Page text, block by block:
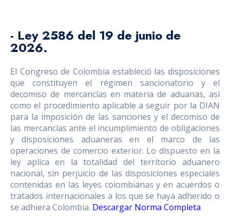
- Ley 2586 del 19 de junio de
2026.
El Congreso de Colombia estableció las disposiciones
que constituyen el régimen sancionatorio y el
decomiso de mercancías en materia de aduanas, así
como el procedimiento aplicable a seguir por la DIAN
para la imposición de las sanciones y el decomiso de
las mercancías ante el incumplimiento de obligaciones
y disposiciones aduaneras en el marco de las
operaciones de comercio exterior. Lo dispuesto en la
ley aplica en la totalidad del territorio aduanero
nacional, sin perjuicio de las disposiciones especiales
contenidas en las leyes colombianas y en acuerdos o
tratados internacionales a los que se haya adherido o
se adhiera Colombia. Descargar Norma Completa